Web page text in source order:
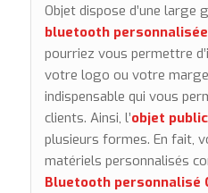
Objet dispose d’une large
bluetoothpersonnalisée
pourriez vous permettre
votre logo ou votre
indispensable qui vous
clients. Ainsi, l’objet
plusieurs formes. En fait,
matériels personnalisés
Bluetoothpersonnalisé